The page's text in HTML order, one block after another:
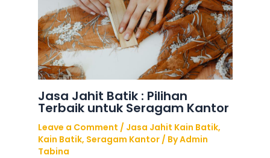
Jasa Jahit Batik : Pilihan
Terbaik untuk Seragam Kantor
Leave a Comment / Jasa Jahit Kain Batik,
Kain Batik, Seragam Kantor/ ByAdmin
Tabina